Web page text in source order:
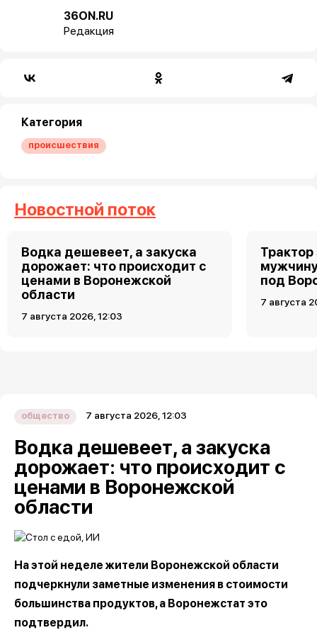
36ON.RU
Редакция
Категория
происшествия
Новостной поток
Водка дешевеет, а закуска
дорожает: что происходит с
ценами в Воронежской
области
7 августа 2026, 12:03
под
7 августа
общество 7 августа 2026, 12:03
Водка дешевеет, а закуска
дорожает: что происходит с
ценами в Воронежской
области
На этой неделе жители Воронежской области
подчеркнули заметные изменения в стоимости
большинства продуктов, а Воронежстат это
подтвердил.